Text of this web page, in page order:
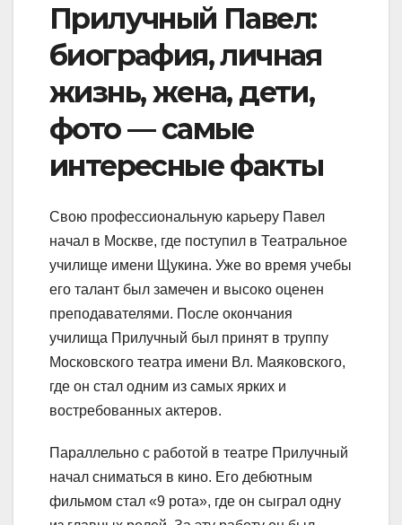
Прилучный Павел:
биография, личная
жизнь, жена, дети,
фото — самые
интересные факты
Свою профессиональную карьеру Павел
начал в Москве, где поступил в Театральное
училище имени Щукина. Уже во время учебы
его талант был замечен и высоко оценен
преподавателями. После окончания
училища Прилучный был принят в труппу
Московского театра имени Вл. Маяковского,
где он стал одним из самых ярких и
востребованных актеров.
Параллельно с работой в театре Прилучный
начал сниматься в кино. Его дебютным
фильмом стал «9 рота», где он сыграл одну